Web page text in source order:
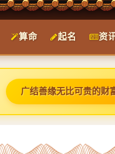
算命 起名 资
广结善缘无比可贵的财